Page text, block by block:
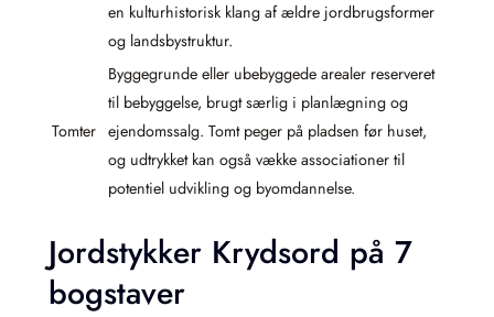
en kulturhistorisk klang af ældre jordbrugsformer
og landsbystruktur.
Tomter
Byggegrunde eller ubebyggede arealer reserveret
til bebyggelse, brugt særlig i planlægning og
ejendomssalg. Tomt peger på pladsen før huset,
og udtrykket kan også vække associationer til
potentiel udvikling og byomdannelse.
Jordstykker Krydsord på 7
bogstaver